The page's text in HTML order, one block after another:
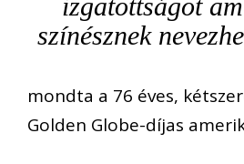
színésznek
mondta a 76 éves,
Golden Globe-díjas